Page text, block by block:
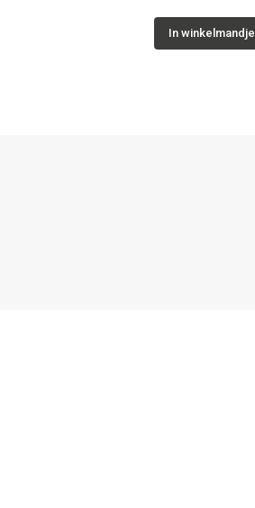
In winkelmandje